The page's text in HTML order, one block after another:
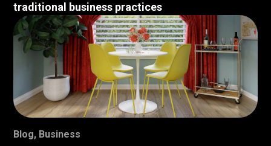
traditional business practices
Blog, Business